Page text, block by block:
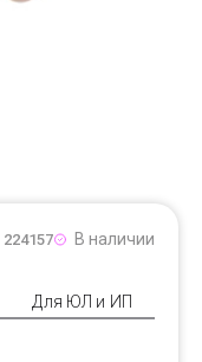
224157 В наличии
Для ЮЛ и ИП